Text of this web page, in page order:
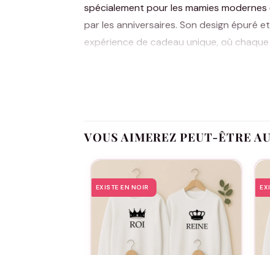
spécialement pour les mamies
par les anniversaires. Son design épuré
expérience de cadeau unique, où
utilisation. Son allure unisexe et sa
plus qu’un cadeau ; c’est une
qui réchauffe le cœur de mamie à chaque
VOUS AIMEREZ PEUT-ÊTRE
EXISTE EN NOIR